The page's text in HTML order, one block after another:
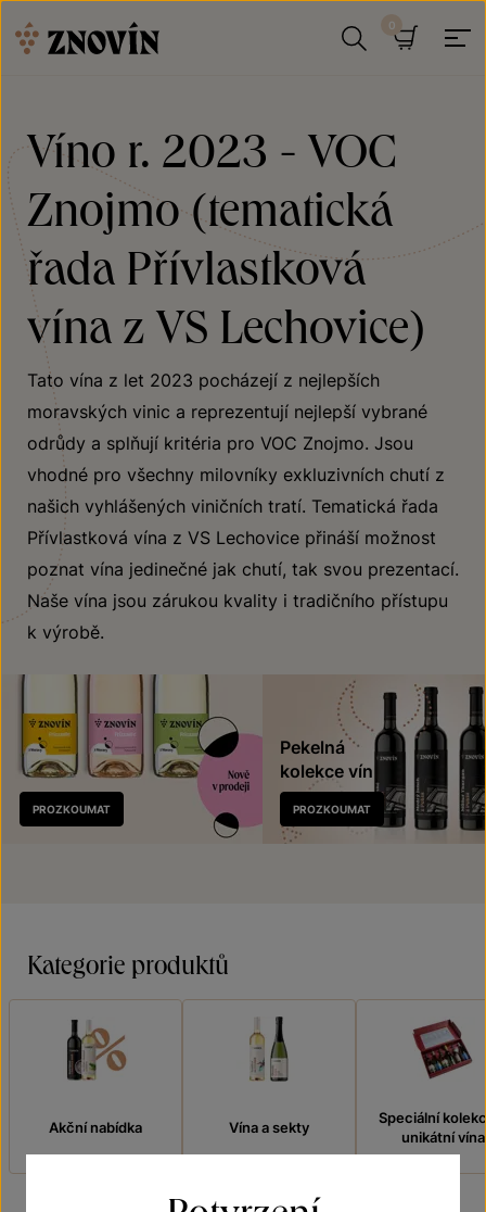
Víno r. 2023 - VOC
Znojmo (tematická
řada Přívlastková
vína z VS Lechovice)
Tato vína z let 2023 pocházejí z nejlepších
moravských vinic a reprezentují nejlepší vybrané
odrůdy a splňují kritéria pro VOC Znojmo. Jsou
vhodné pro všechny milovníky exkluzivních chutí z
našich vyhlášených viničních tratí. Tematická řada
Přívlastková vína z VS Lechovice přináší možnost
poznat vína jedinečné jak chutí, tak svou prezentací.
Naše vína jsou zárukou kvality i tradičního přístupu
k výrobě.
Nově
v prodeji
PROZKOUMAT
Pekelná
kolekce vín
PROZKOUMAT
Kategorie produktů
Akční nabídka Vína a sekty
Speciální
unikátní vína